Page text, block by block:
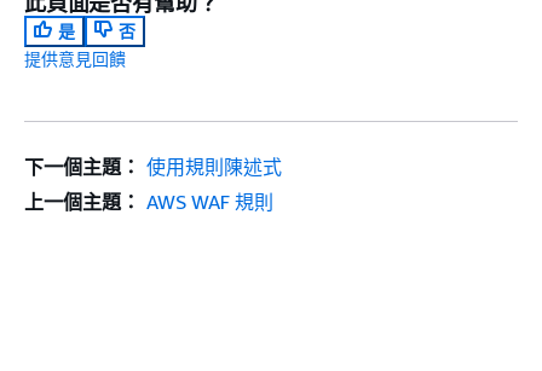
是
否
提供意見回饋
下一個主題： 使用規則陳述式
上一個主題： AWS WAF 規則